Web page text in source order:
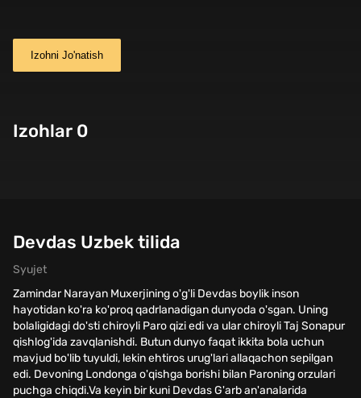
Izohni Jo'natish
Izohlar 0
Devdas Uzbek tilida
Syujet
Zamindar Narayan Muxerjining o'g'li Devdas boylik inson
hayotidan ko'ra ko'proq qadrlanadigan dunyoda o'sgan. Uning
bolaligidagi do'sti chiroyli Paro qizi edi va ular chiroyli Taj Sonapur
qishlog'ida zavqlanishdi. Butun dunyo faqat ikkita bola uchun
mavjud bo'lib tuyuldi, lekin ehtiros urug'lari allaqachon sepilgan
edi. Devoning Londonga o'qishga borishi bilan Paroning orzulari
puchga chiqdi.Va keyin bir kuni Devdas G'arb an'analarida